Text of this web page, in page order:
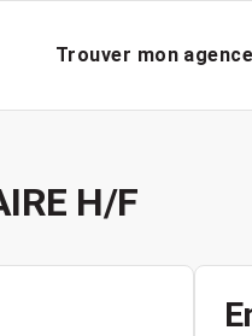
Trouver mon agence
H/F